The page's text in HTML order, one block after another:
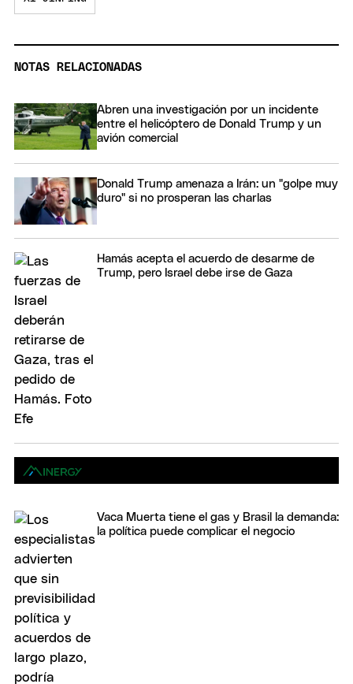
NOTAS RELACIONADAS
Abren una investigación por un incidente
entre el helicóptero de Donald Trump y un
avión comercial
Donald Trump amenaza a Irán: un "golpe muy
duro" si no prosperan las charlas
Hamás acepta el acuerdo de desarme de
Trump, pero Israel debe irse de Gaza
Vaca Muerta tiene el gas y Brasil la demanda:
la política puede complicar el negocio